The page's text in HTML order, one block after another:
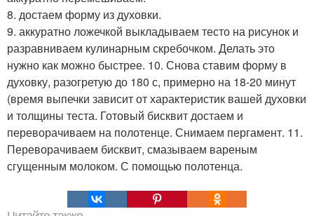
8. достаем форму из духовки.
9. аккуратно ложечкой выкладываем тесто на рисунок и
разравниваем кулинарным скребочком. Делать это
нужно как можно быстрее. 10. Снова ставим форму в
духовку, разогретую до 180 с, примерно на 18-20 минут
(время выпечки зависит от характеристик вашей духовки
и толщины теста. Готовый бисквит достаем и
переворачиваем на полотенце. Снимаем пергамент. 11.
Переворачиваем бисквит, смазываем вареным
сгущенным молоком. С помощью полотенца.